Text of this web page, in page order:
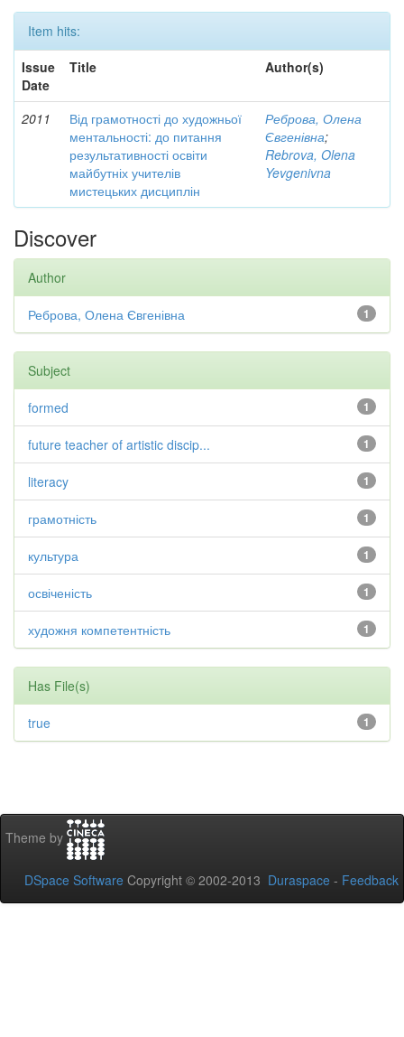
Item hits:
Issue
Date
Title Author(s)
2011
Від грамотності до художньої
ментальності: до питання
результативності освіти
майбутніх учителів
мистецьких дисциплін
Реброва, Олена
Євгенівна;
Rebrova, Olena
Yevgenivna
Discover
Author
1
Реброва, Олена Євгенівна
Subject
1
formed
1
future teacher of artistic discip...
1
literacy
1
грамотність
1
культура
1
освіченість
1
художня компетентність
Has File(s)
1
true
Theme by
DSpace Software Copyright © 2002-2013 Duraspace - Feedback